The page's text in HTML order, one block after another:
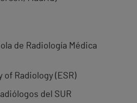
de Radiología Médica
of Radiology (ESR)
del SUR